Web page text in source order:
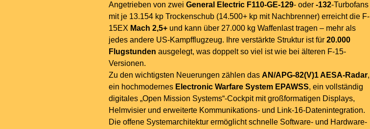
Angetrieben von zwei General Electric F110-GE-129- oder -132-Turbofans
mit je 13.154 kp Trockenschub (14.500+ kp mit Nachbrenner) erreicht die F-
15EX Mach 2,5+ und kann über 27.000 kg Waffenlast tragen – mehr als
jedes andere US-Kampfflugzeug. Ihre verstärkte Struktur ist für 20.000
Flugstunden ausgelegt, was doppelt so viel ist wie bei älteren F-15-
Versionen.
Zu den wichtigsten Neuerungen zählen das AN/APG-82(V)1 AESA-Radar,
ein hochmodernes Electronic Warfare System EPAWSS, ein vollständig
digitales „Open Mission Systems“-Cockpit mit großformatigen Displays,
Helmvisier und erweiterte Kommunikations- und Link-16-Datenintegration.
Die offene Systemarchitektur ermöglicht schnelle Software- und Hardware-